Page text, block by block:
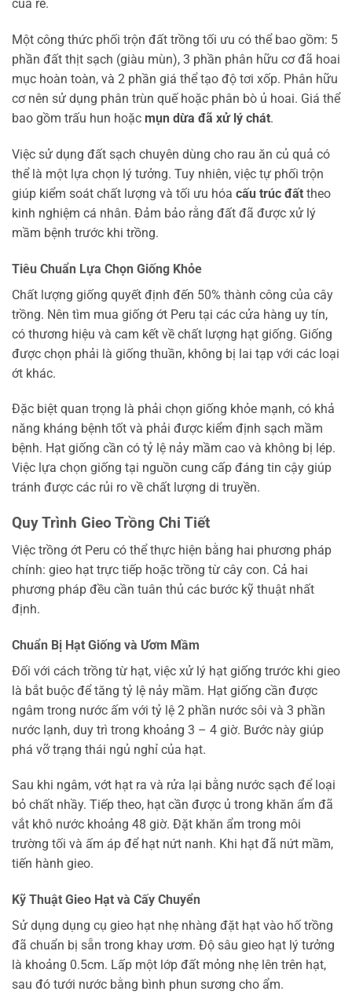
của rễ.
Một công thức phối trộn đất trồng tối ưu có thể bao gồm: 5
phần đất thịt sạch (giàu mùn), 3 phần phân hữu cơ đã hoai
mục hoàn toàn, và 2 phần giá thể tạo độ tơi xốp. Phân hữu
cơ nên sử dụng phân trùn quế hoặc phân bò ủ hoai. Giá thể
bao gồm trấu hun hoặc mụn dừa đã xử lý chát.
Việc sử dụng đất sạch chuyên dùng cho rau ăn củ quả có
thể là một lựa chọn lý tưởng. Tuy nhiên, việc tự phối trộn
giúp kiểm soát chất lượng và tối ưu hóa cấu trúc đất theo
kinh nghiệm cá nhân. Đảm bảo rằng đất đã được xử lý
mầm bệnh trước khi trồng.
Tiêu Chuẩn Lựa Chọn Giống Khỏe
Chất lượng giống quyết định đến 50% thành công của cây
trồng. Nên tìm mua giống ớt Peru tại các cửa hàng uy tín,
có thương hiệu và cam kết về chất lượng hạt giống. Giống
được chọn phải là giống thuần, không bị lai tạp với các loại
ớt khác.
Đặc biệt quan trọng là phải chọn giống khỏe mạnh, có khả
năng kháng bệnh tốt và phải được kiểm định sạch mầm
bệnh. Hạt giống cần có tỷ lệ nảy mầm cao và không bị lép.
Việc lựa chọn giống tại nguồn cung cấp đáng tin cậy giúp
tránh được các rủi ro về chất lượng di truyền.
Quy Trình Gieo Trồng Chi Tiết
Việc trồng ớt Peru có thể thực hiện bằng hai phương pháp
chính: gieo hạt trực tiếp hoặc trồng từ cây con. Cả hai
phương pháp đều cần tuân thủ các bước kỹ thuật nhất
định.
Chuẩn Bị Hạt Giống và Ươm Mầm
Đối với cách trồng từ hạt, việc xử lý hạt giống trước khi gieo
là bắt buộc để tăng tỷ lệ nảy mầm. Hạt giống cần được
ngâm trong nước ấm với tỷ lệ 2 phần nước sôi và 3 phần
nước lạnh, duy trì trong khoảng 3 – 4 giờ. Bước này giúp
phá vỡ trạng thái ngủ nghỉ của hạt.
Sau khi ngâm, vớt hạt ra và rửa lại bằng nước sạch để loại
bỏ chất nhầy. Tiếp theo, hạt cần được ủ trong khăn ẩm đã
vắt khô nước khoảng 48 giờ. Đặt khăn ẩm trong môi
trường tối và ấm áp để hạt nứt nanh. Khi hạt đã nứt mầm,
tiến hành gieo.
Kỹ Thuật Gieo Hạt và Cấy Chuyển
Sử dụng dụng cụ gieo hạt nhẹ nhàng đặt hạt vào hố trồng
đã chuẩn bị sẵn trong khay ươm. Độ sâu gieo hạt lý tưởng
là khoảng 0.5cm. Lấp một lớp đất mỏng nhẹ lên trên hạt,
sau đó tưới nước bằng bình phun sương cho ẩm.